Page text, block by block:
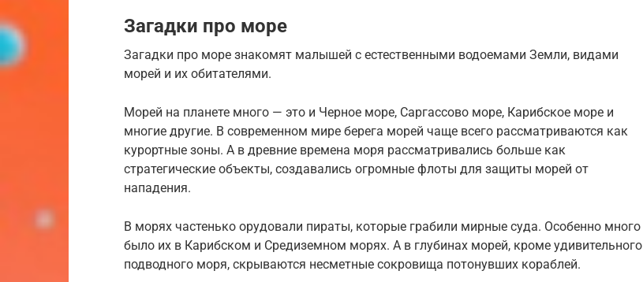
Загадки про море
Загадки про море знакомят малышей с естественными водоемами Земли, видами
морей и их обитателями.
Морей на планете много — это и Черное море, Саргасcово море, Карибское море и
многие другие. В современном мире берега морей чаще всего рассматриваются как
курортные зоны. А в древние времена моря рассматривались больше как
стратегические объекты, создавались огромные флоты для защиты морей от
нападения.
​В морях частенько орудовали пираты, которые грабили мирные суда. Особенно много
было их в Карибском и Средиземном морях. А в глубинах морей, кроме удивительного
подводного моря, скрываются несметные сокровища потонувших кораблей.